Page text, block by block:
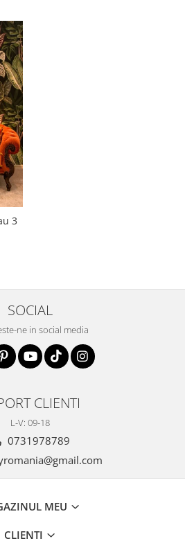
SOCIAL
ne in social media
CLIENTI
L-V: 09-18
0731978789
MEU
CLIENTI